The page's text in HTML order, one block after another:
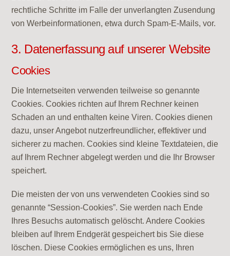
rechtliche Schritte im Falle der unverlangten Zusendung
von Werbeinformationen, etwa durch Spam-E-Mails, vor.
3. Datenerfassung auf unserer Website
Cookies
Die Internetseiten verwenden teilweise so genannte
Cookies. Cookies richten auf Ihrem Rechner keinen
Schaden an und enthalten keine Viren. Cookies dienen
dazu, unser Angebot nutzerfreundlicher, effektiver und
sicherer zu machen. Cookies sind kleine Textdateien, die
auf Ihrem Rechner abgelegt werden und die Ihr Browser
speichert.
Die meisten der von uns verwendeten Cookies sind so
genannte “Session-Cookies”. Sie werden nach Ende
Ihres Besuchs automatisch gelöscht. Andere Cookies
bleiben auf Ihrem Endgerät gespeichert bis Sie diese
löschen. Diese Cookies ermöglichen es uns, Ihren